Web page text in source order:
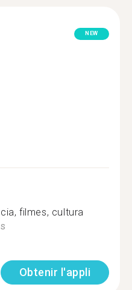
NEW
filmes, cultura
Obtenir l'appli